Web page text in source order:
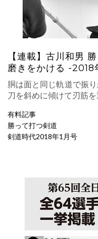
【連載】古川和男
磨きをかける -2018
胴は面と同じ軌道で振
刀を斜めに傾けて刃筋を
有料記事
勝って打つ剣道
剣道時代2018年1月号